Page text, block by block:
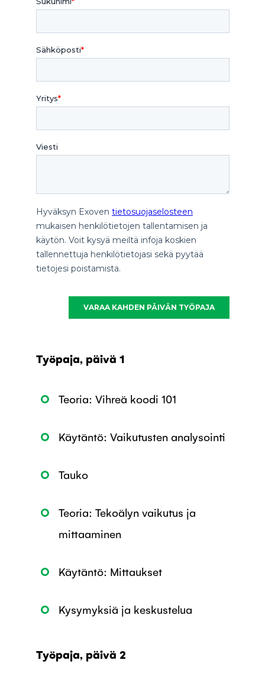
Työpaja, päivä 1
Teoria: Vihreä koodi 101
Käytäntö: Vaikutusten analysointi
Tauko
Teoria: Tekoälyn vaikutus ja
mittaaminen
Käytäntö: Mittaukset
Kysymyksiä ja keskustelua
Työpaja, päivä 2